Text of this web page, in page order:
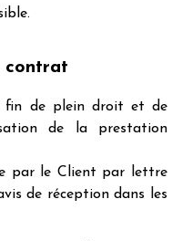
contrat
fin de plein droit et de
de la prestation
par le Client par lettre
de réception dans les